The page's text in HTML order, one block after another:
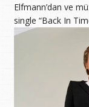
Elfmann’dan ve
single “Back In